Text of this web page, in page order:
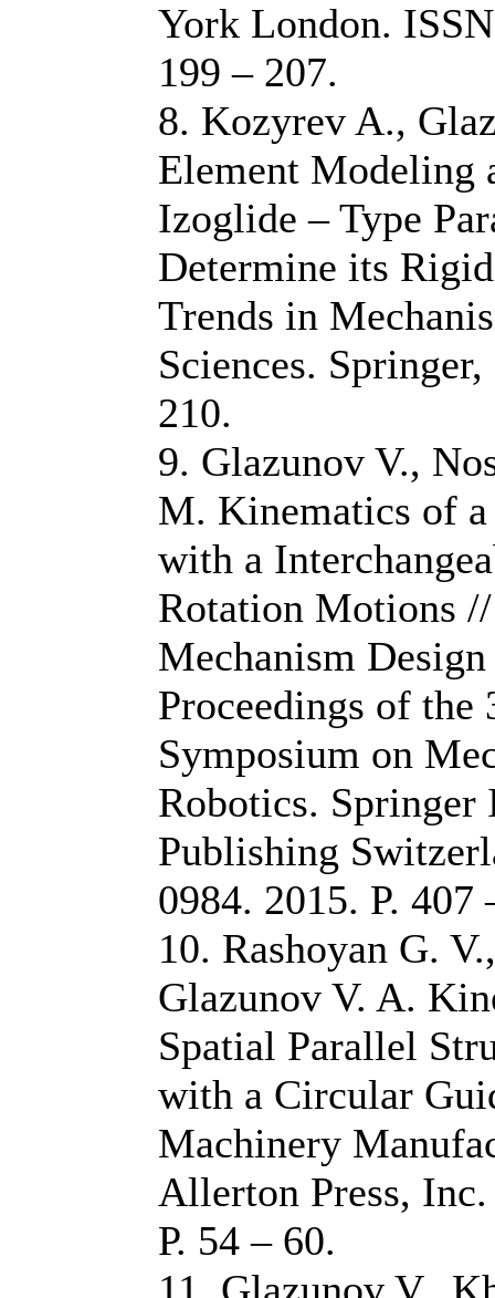
York London.
199 – 207.
8. Kozyrev A.,
Element Modeling
Izoglide – Type
Determine its
Trends in
Sciences.
210.
9. Glazunov V.,
M. Kinematics of
with a
Rotation Motions
Mechanism
Proceedings of
Symposium on
Robotics. Springer
Publishing
0984. 2015. P. 407
10. Rashoyan G.
Glazunov V. A.
Spatial Parallel
with a Circular
Machinery
Allerton Press,
Р. 54 – 60.